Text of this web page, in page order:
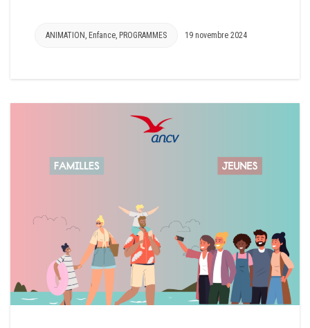
ANIMATION Enfance PROGRAMMES 19 novembre 2024